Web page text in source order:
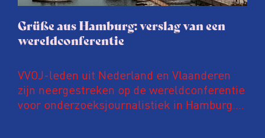
Grüße aus Hamburg: verslag van een
wereldconferentie
VVOJ-leden uit Nederland en Vlaanderen
zijn neergestreken op de wereldconferentie
voor onderzoeksjournalistiek in Hamburg.